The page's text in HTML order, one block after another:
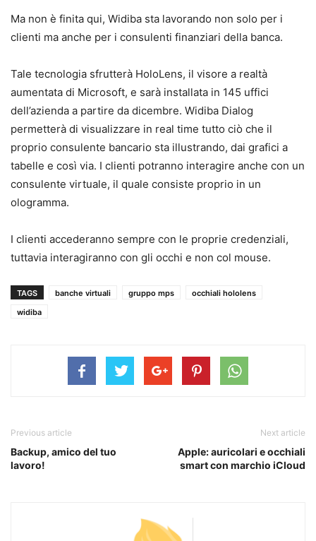
Ma non è finita qui, Widiba sta lavorando non solo per i
clienti ma anche per i consulenti finanziari della banca.
Tale tecnologia sfrutterà HoloLens, il visore a realtà
aumentata di Microsoft, e sarà installata in 145 uffici
dell’azienda a partire da dicembre. Widiba Dialog
permetterà di visualizzare in real time tutto ciò che il
proprio consulente bancario sta illustrando, dai grafici a
tabelle e così via. I clienti potranno interagire anche con un
consulente virtuale, il quale consiste proprio in un
ologramma.
I clienti accederanno sempre con le proprie credenziali,
tuttavia interagiranno con gli occhi e non col mouse.
TAGS banche virtuali gruppo mps
occhiali hololens
widiba
Previous article
Backup, amico del tuo
lavoro!
Next article
Apple: auricolari e occhiali
smart con marchio iCloud